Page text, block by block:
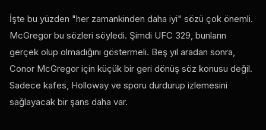
İşte bu yüzden "her zamankinden daha iyi" sözü çok önemli.
McGregor bu sözleri söyledi. Şimdi UFC 329, bunların
gerçek olup olmadığını göstermeli. Beş yıl aradan sonra,
Conor McGregor için küçük bir geri dönüş söz konusu değil.
Sadece kafes, Holloway ve sporu durdurup izlemesini
sağlayacak bir şans daha var.